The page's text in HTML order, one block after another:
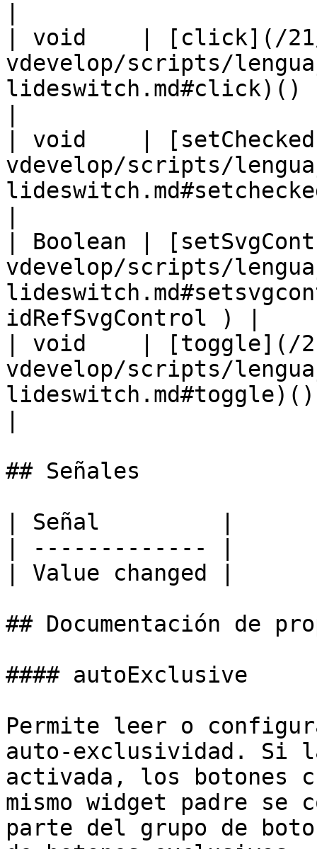
| void    | [click](/
vdevelop/scripts/
lideswitch.md#click)()
| void    |
vdevelop/scripts/
| Boolean |
vdevelop/scripts/
idRefSvgControl ) |
| void    | [toggle](/
vdevelop/scripts/
lideswitch.md#toggle)()
## Señales
| Señal         |
| ------------- |
| Value changed |
## Documentación de
#### autoExclusive
Permite leer o
auto-exclusividad. Si
activada, los botones
mismo widget padre se
parte del grupo de